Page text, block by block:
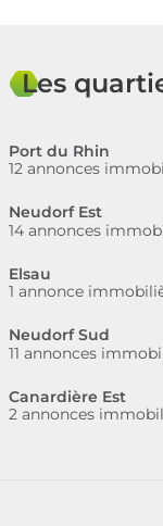
Les
Port du Rhin
12 annonces
Neudorf Est
14 annonces
Elsau
1 annonce
Neudorf Sud
11 annonces
Canardière Est
2 annonces